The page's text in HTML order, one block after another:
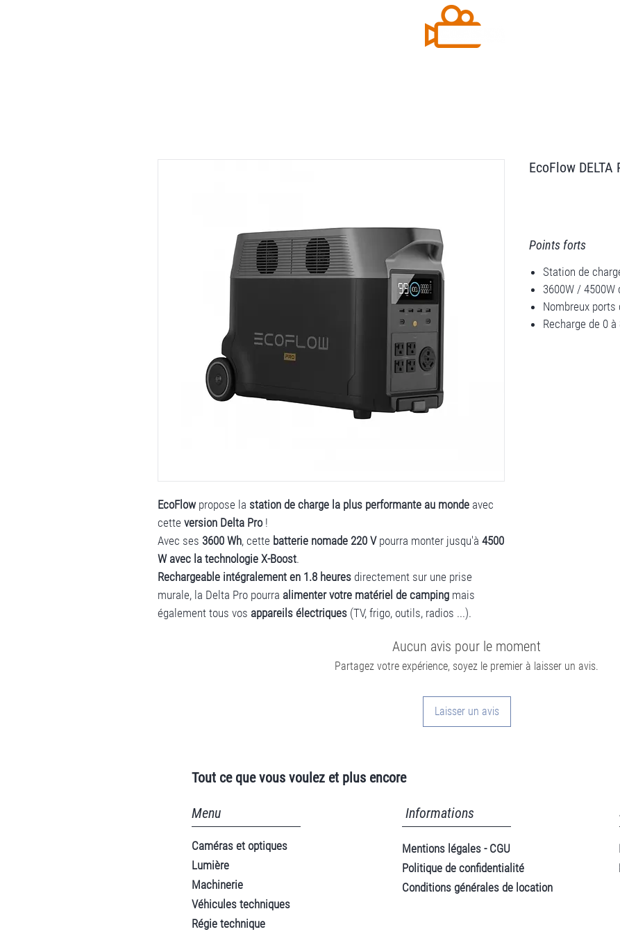
EcoFlow propose la station de charge la plus performante au monde avec
cette version Delta Pro!
Avec ses 3600 Wh, cette batterie nomade 220 Vpourra monter jusqu'à 4500
W avec la technologie X-Boost.
Rechargeable intégralement en 1.8 heures directement sur une prise
murale, la Delta Pro pourra alimenter votre matériel de camping mais
également tous vos appareils électriques (TV, frigo, outils, radios ...).
EcoFlow
Points forts
Station de
3600W / 4500W
Nombreux ports
Recharge de 0
Aucun avis pour le moment
Partagez votre expérience, soyez le premier à laisser un avis.
Laisser un avis
Tout ce que vous voulez et plus encore
Menu Informations
Caméras et optiques
Lumière
Machinerie
Véhicules techniques
Régie technique
Mentions légales - CGU
Politique de confidentialité
Conditions générales de location